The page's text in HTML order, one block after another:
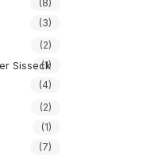
(8)
(3)
(2)
Sisseck
(1)
(4)
(2)
(1)
(7)